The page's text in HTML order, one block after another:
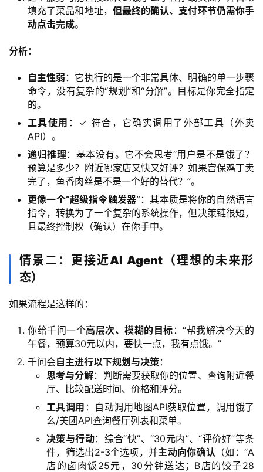
验
程
件
用
务
示
源
登录 注册
填充了菜品和地址， 但最终的确认、支付环节仍需你手
动点击完成。
分析：
自主性弱 ：它执行的是一个非常具体、明确的单一步骤
命令，没有复杂的“规划”和“分解”。目标是你完全指定
的。
工具使用 ：✓ 符合，它确实调用了外部工具（外卖
API）。
递归推理 ：基本没有。它不会思考“用户是不是饿了？
预算是多少？附近哪家店又快又好评？如果宫保鸡丁卖
完了，鱼香肉丝是不是一个好的替代？”。
更像一个“超级指令触发器” ：其本质是将你的自然语言
指令，转换为了一个复杂的系统操作，但决策链很短，
且最终控制权（确认）在你手中。
情景二：更接近AI Agent（理想的未来形
态）
如果流程是这样的：
你给千问一个高层次、模糊的目标 ：“帮我解决今天的
午餐，预算30元以内，要快一点，我有点饿。”
千问会自主进行以下规划与决策：
思考与分解：判断需要获取你的位置、查询附近餐
厅、比较配送时间、价格和评分。
工具调用 ：自动调用地图API获取位置，调用饿了
么/美团API查询餐厅列表和菜单。
决策与行动：综合“快”、“30元内”、“评价好”等条
件，筛选出2-3个选项，并主动向你确认 （如：“A
店的卤肉饭25元，30分钟送达；B店的饺子28